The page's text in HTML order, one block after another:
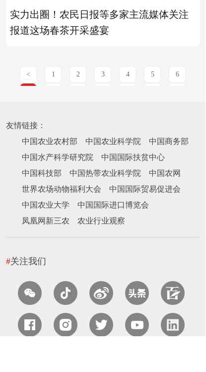
实力出圈！农民日报等多家主流媒体关注
报道这场春茶开采盛宴
< 1 2 3 4 5 6
友情链接：
中国农业农村部
中国农业科学院
中国商务部
中国水产科学研究院
中国国际扶贫中心
中国科技部
中国热带农业科学院
中国农网
世界农场动物福利大会
中国国际贸易促进会
中国农业大学
中国国际进口博览会
凤凰网新三农
农业行业观察
#关注我们